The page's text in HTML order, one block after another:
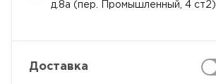
д.8а (пер. Промышленный, 4 ст2)
Доставка